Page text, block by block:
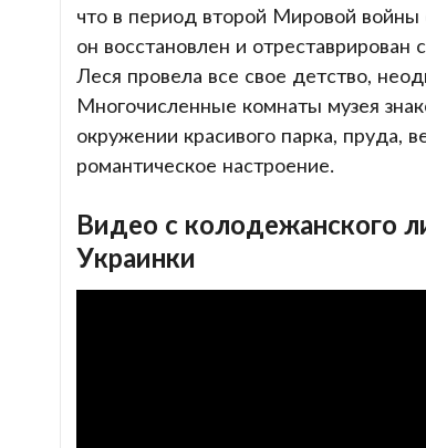
что в период второй Мировой войны
он восстановлен и
Леся провела все свое детство,
Многочисленные комнаты музея
окружении красивого парка, пруда,
романтическое настроение.
Видео с колодежанского
Украинки